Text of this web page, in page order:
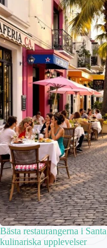
Bästa restaurangerna i
kulinariska upplevelser